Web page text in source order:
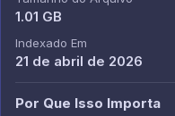
1.01 GB
Indexado Em
21 de abril de 2026
Por Que Isso Importa